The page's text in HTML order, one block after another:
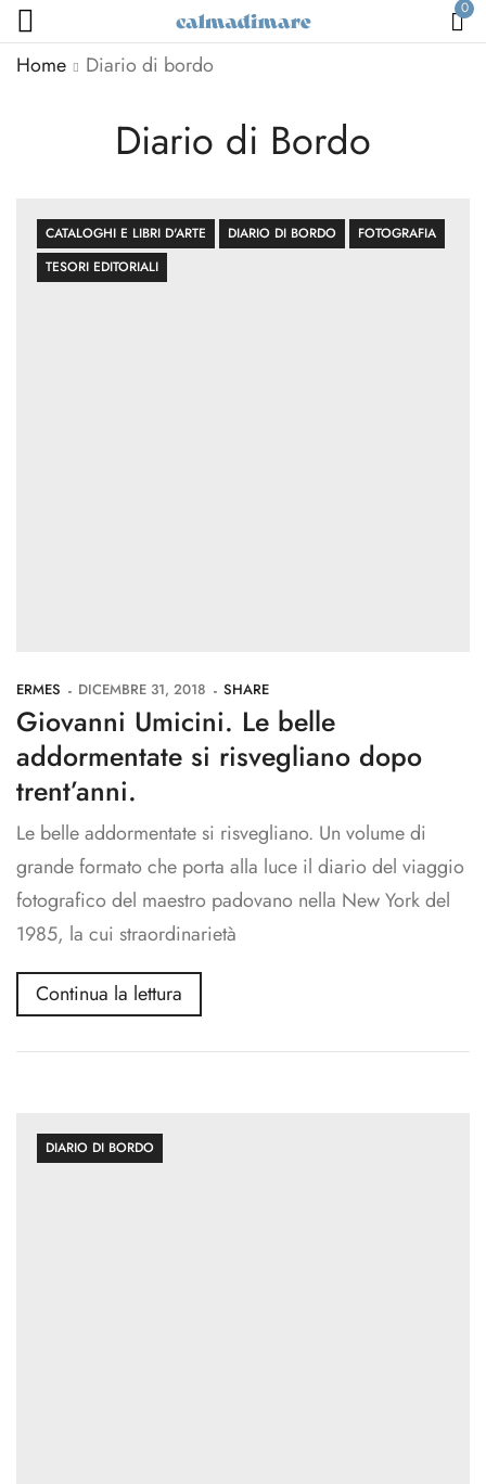
0
Diario di Bordo
Home Diario di bordo
CATALOGHI E LIBRI D'ARTE DIARIO DI BORDO
FOTOGRAFIA
TESORI EDITORIALI
ERMES DICEMBRE 31, 2018 SHARE
Giovanni Umicini. Le belle
addormentate si risvegliano dopo
trent’anni.
Le belle addormentate si risvegliano. Un volume di
grande formato che porta alla luce il diario del viaggio
fotografico del maestro padovano nella New York del
1985, la cui straordinarietà
Continua la lettura
DIARIO DI BORDO